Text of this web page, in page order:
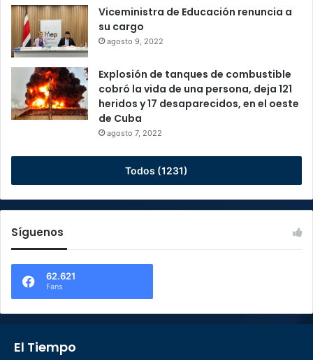
Viceministra de Educación renuncia a
su cargo
agosto 9, 2022
Explosión de tanques de combustible
cobró la vida de una persona, deja 121
heridos y 17 desaparecidos, en el oeste
de Cuba
agosto 7, 2022
Todos (1231)
Síguenos
62.621
Fans
El Tiempo